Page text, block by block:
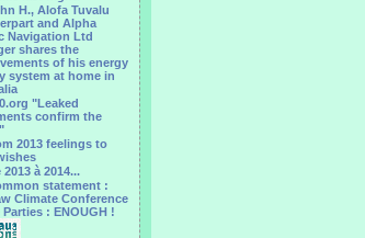
H., Alofa Tuvalu
and Alpha
Navigation Ltd
shares the
of his energy
system at home in
"Leaked
confirm the
2013 feelings to
2013 à 2014...
statement :
Climate Conference
: ENOUGH !